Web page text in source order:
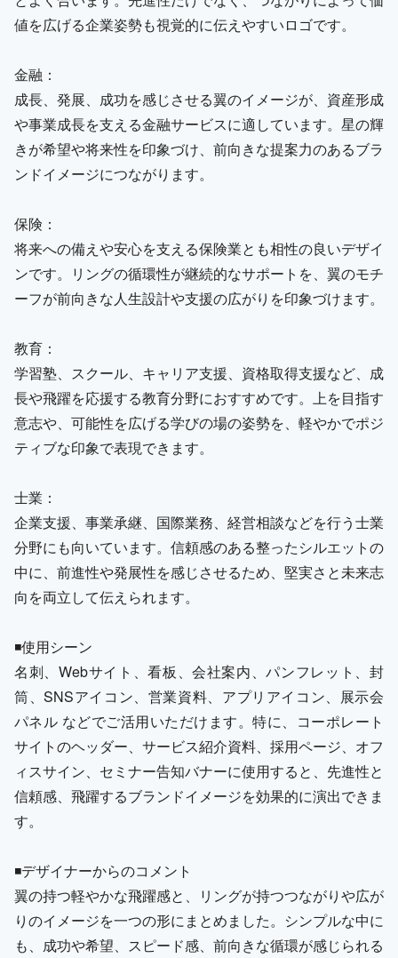
値を広げる企業姿勢も視覚的に伝えやすいロゴです。
金融：
成長、発展、成功を感じさせる翼のイメージが、資産形成
や事業成長を支える金融サービスに適しています。星の輝
きが希望や将来性を印象づけ、前向きな提案力のあるブラ
ンドイメージにつながります。
保険：
将来への備えや安心を支える保険業とも相性の良いデザイ
ンです。リングの循環性が継続的なサポートを、翼のモチ
ーフが前向きな人生設計や支援の広がりを印象づけます。
教育：
学習塾、スクール、キャリア支援、資格取得支援など、成
長や飛躍を応援する教育分野におすすめです。上を目指す
意志や、可能性を広げる学びの場の姿勢を、軽やかでポジ
ティブな印象で表現できます。
士業：
企業支援、事業承継、国際業務、経営相談などを行う士業
分野にも向いています。信頼感のある整ったシルエットの
中に、前進性や発展性を感じさせるため、堅実さと未来志
向を両立して伝えられます。
◾️使用シーン
名刺、Webサイト、看板、会社案内、パンフレット、封
筒、SNSアイコン、営業資料、アプリアイコン、展示会
パネル などでご活用いただけます。特に、コーポレート
サイトのヘッダー、サービス紹介資料、採用ページ、オフ
ィスサイン、セミナー告知バナーに使用すると、先進性と
信頼感、飛躍するブランドイメージを効果的に演出できま
す。
◾️デザイナーからのコメント
翼の持つ軽やかな飛躍感と、リングが持つつながりや広が
りのイメージを一つの形にまとめました。シンプルな中に
も、成功や希望、スピード感、前向きな循環が感じられる